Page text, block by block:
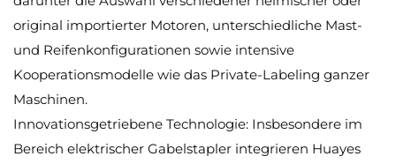
original importierter Motoren, unterschiedliche Mast-
und Reifenkonfigurationen sowie intensive
Kooperationsmodelle wie das Private-Labeling ganzer
Maschinen.
Innovationsgetriebene Technologie: Insbesondere im
Bereich elektrischer Gabelstapler integrieren Huayes